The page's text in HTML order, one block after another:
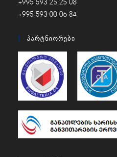
+995 593 25 25 08
+995 593 00 06 84
Პარტნიორები